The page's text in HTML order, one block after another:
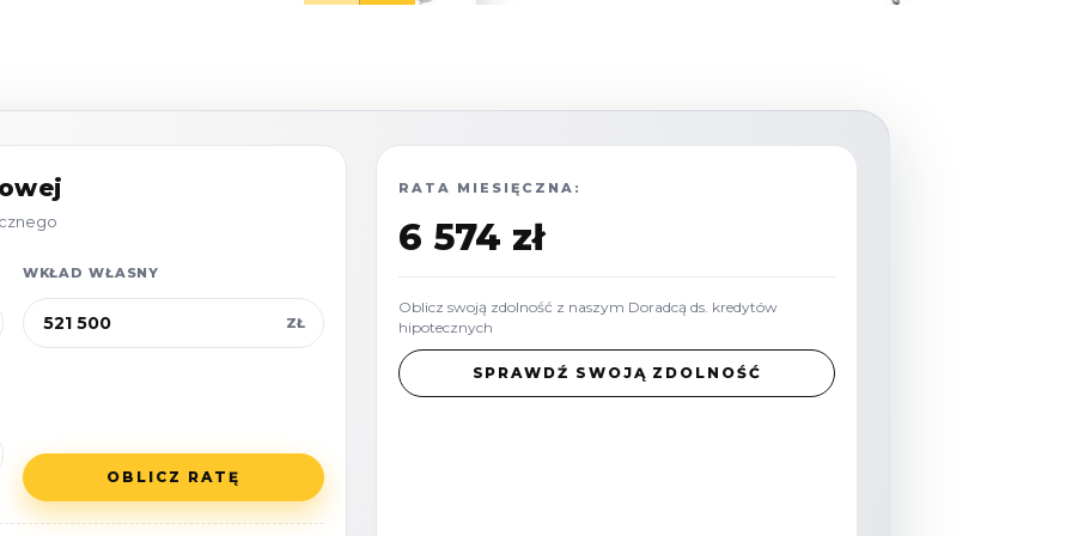
instalacje i dodatkowe
WKŁAD WŁASNY
ZŁ
OBLICZ RATĘ
RATA MIESIĘCZNA:
6 574 zł
Oblicz swoją zdolność z naszym Doradcą ds. kredytów
hipotecznych
SPRAWDŹ SWOJĄ ZDOLNOŚĆ